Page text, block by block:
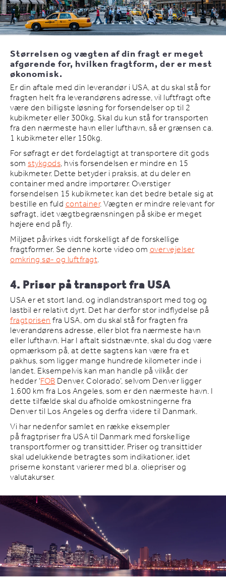
Størrelsen og vægten af din fragt er meget
afgørende for, hvilken fragtform, der er mest
økonomisk.
Er din aftale med din leverandør i USA, at du skal stå for
fragten helt fra leverandørens adresse, vil luftfragt ofte
være den billigste løsning for forsendelser op til 2
kubikmeter eller 300kg. Skal du kun stå for transporten
fra den nærmeste havn eller lufthavn, så er grænsen ca.
1 kubikmeter eller 150kg.
For søfragt er det fordelagtigt at transportere dit gods
somstykgods, hvis forsendelsen er mindre en 15
kubikmeter. Dette betyder i praksis, at du deler en
container med andre importører. Overstiger
forsendelsen 15 kubikmeter, kan det bedre betale sig at
bestille en fuldcontainer. Vægten er mindre relevant for
søfragt, idet vægtbegrænsningen på skibe er meget
højere end på fly.
Miljøet påvirkes vidt forskelligt af de forskellige
fragtformer. Se denne korte video omovervejelser
omkring sø- og luftfragt.
4. Priser på transport fra USA
USA er et stort land, og indlandstransport med tog og
lastbil er relativt dyrt. Det har derfor stor indflydelse på
fragtprisenfra USA, om du skal stå for fragten fra
leverandørens adresse, eller blot fra nærmeste havn
eller lufthavn. Har I aftalt sidstnævnte, skal du dog være
opmærksom på, at dette sagtens kan være fra et
pakhus, som ligger mange hundrede kilometer inde i
landet. Eksempelvis kan man handle på vilkår, der
hedder ’FOBDenver, Colorado’, selvom Denver ligger
1.600 km fra Los Angeles, som er den nærmeste havn. I
dette tilfælde skal du afholde omkostningerne fra
Denver til Los Angeles og derfra videre til Danmark.
Vi har nedenfor samlet en række eksempler
på fragtpriser fra USA til Danmark med forskellige
transportformer og transittider. Priser og transittider
skal udelukkende betragtes som indikationer, idet
priserne konstant varierer med bl.a. oliepriser og
valutakurser.